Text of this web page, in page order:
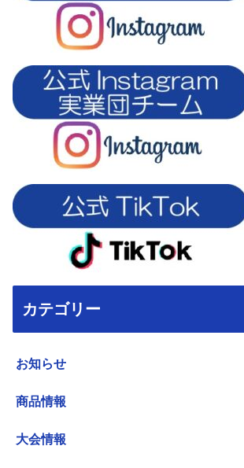
カテゴリー
お知らせ
商品情報
大会情報